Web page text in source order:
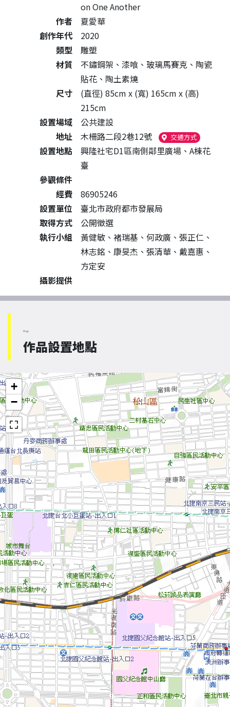
on One Another
作者
夏愛華
創作年代
2020
類型
雕塑
材質
不鏽鋼架、漆喰、玻璃馬賽克、陶瓷
貼花、陶土素燒
尺寸
(直徑) 85cm x (寬) 165cm x (高)
215cm
設置場域
公共建設
地址
木柵路二段2巷12號 交通方式（另開新
設置地點
興隆社宅D1區南側鄰里廣場、A棟花
臺
參觀條件
經費
86905246
設置單位
臺北市政府都市發展局
取得方式
公開徵選
執行小組
黃健敏、褚瑞基、何政廣、張正仁、
林志銘、康旻杰、張清華、戴嘉惠、
方定安
攝影提供
Map
作品設置地點
+
−